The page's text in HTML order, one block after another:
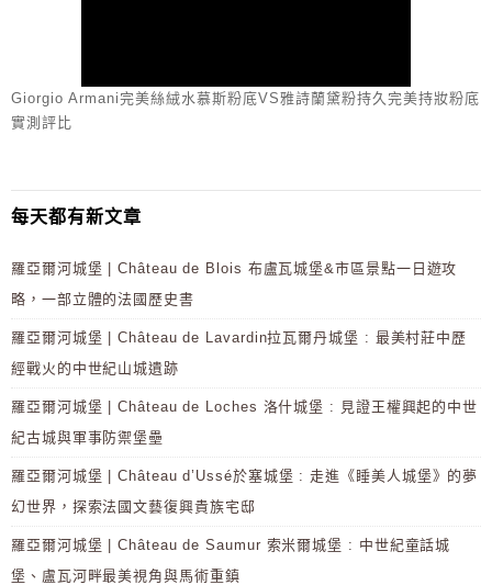
Giorgio Armani完美絲絨水慕斯粉底VS雅詩蘭黛粉持久完美持妝粉底
實測評比
每天都有新文章
羅亞爾河城堡 | Château de Blois 布盧瓦城堡&市區景點一日遊攻
略，一部立體的法國歷史書
羅亞爾河城堡 | Château de Lavardin拉瓦爾丹城堡 : 最美村莊中歷
經戰火的中世紀山城遺跡
羅亞爾河城堡 | Château de Loches 洛什城堡 : 見證王權興起的中世
紀古城與軍事防禦堡壘
羅亞爾河城堡 | Château d’Ussé於塞城堡 : 走進《睡美人城堡》的夢
幻世界，探索法國文藝復興貴族宅邸
羅亞爾河城堡 | Château de Saumur 索米爾城堡 : 中世紀童話城
堡、盧瓦河畔最美視角與馬術重鎮